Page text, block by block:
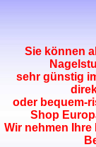
Sie können
sehr günstig
oder bequem-
Shop
Wir nehmen